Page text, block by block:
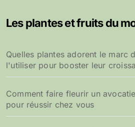
Les plantes et fruits du
Quelles plantes adorent le marc
l'utiliser pour booster leur
Comment faire fleurir un
pour réussir chez vous